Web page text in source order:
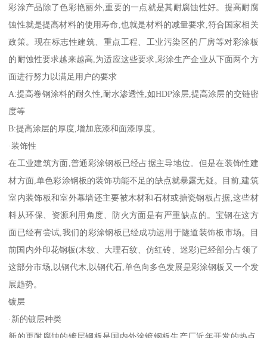
彩涂产品除了色彩艳丽外,重要的一点就是其耐腐蚀性好。提高耐腐
蚀性就是提高材料的使用寿命,也就是材料的减量要求,符合国家相关
政策。现在标志性建筑、重点工程、工业污染区的厂房等对彩涂板
的耐蚀性要求越来越高,为适应这些要求,彩涂生产企业从下面两个方
面进行努力以满足用户的要求
A:提高卷钢涂料的耐久性,耐水渗透性,如HDP涂层,提高涂层的交链密
度等
B:提高涂层的厚度,增加底漆和面漆厚度。
·装饰性
在工业建筑方面,普通彩涂钢板已经占据主导地位。但是在装饰性建
材方面,单色彩涂钢板的装饰功能不足的缺点就暴露无疑。目前,建筑
室内装饰板和室外幕墙还主要被木材和石材或搪瓷钢板占据,这些材
料从环保、资源利用角度、防火方面是有严重缺点的。宝钢在这方
面已经有尝试,我们的彩涂钢板已经成功运用于隧道装饰板市场。目
前国内外印花钢板(木纹、大理石纹、仿红砖、迷彩)已经部分占领了
这部分市场,以钢代木,以钢代石,单色向多色发展是彩涂钢板又一个发
展趋势。
镀层
·新的镀层种类